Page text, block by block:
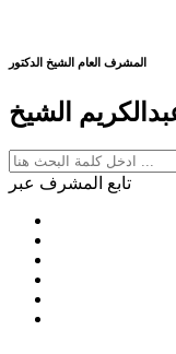
المشرف العام الشيخ الدكتور
الشيخ
تابع المشرف عبر